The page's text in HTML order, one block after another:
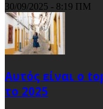
30/09/2025 - 8:19 ΠΜ
Αυτός είναι ο
το 2025